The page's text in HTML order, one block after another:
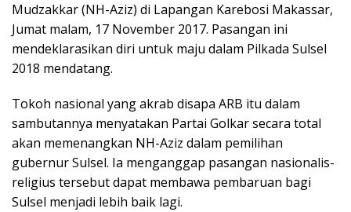
Mudzakkar (NH-Aziz) di Lapangan Karebosi Makassar,
Jumat malam, 17 November 2017. Pasangan ini
mendeklarasikan diri untuk maju dalam Pilkada Sulsel
2018 mendatang.
Tokoh nasional yang akrab disapa ARB itu dalam
sambutannya menyatakan Partai Golkar secara total
akan memenangkan NH-Aziz dalam pemilihan
gubernur Sulsel. Ia menganggap pasangan nasionalis-
religius tersebut dapat membawa pembaruan bagi
Sulsel menjadi lebih baik lagi.